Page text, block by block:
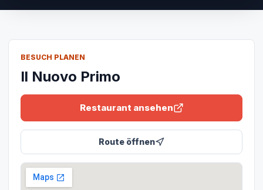
BESUCH PLANEN
Il Nuovo Primo
Restaurant ansehen
Route öffnen